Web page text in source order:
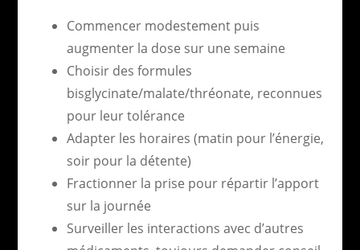
Commencer modestement puis
augmenter la dose sur une semaine
Choisir des formules
bisglycinate/malate/thréonate, reconnues
pour leur tolérance
Adapter les horaires (matin pour l’énergie,
soir pour la détente)
Fractionner la prise pour répartir l’apport
sur la journée
Surveiller les interactions avec d’autres